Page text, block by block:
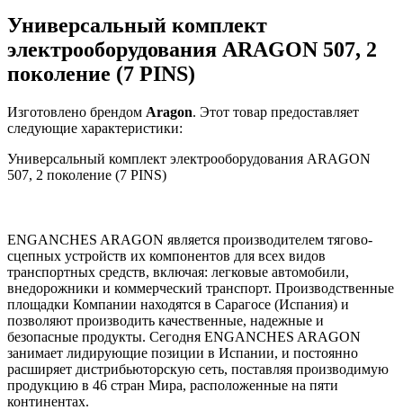
Универсальный комплект
электрооборудования ARAGON 507, 2
поколение (7 PINS)
Изготовлено брендом Aragon. Этот товар предоставляет
следующие характеристики:
Универсальный комплект электрооборудования ARAGON
507, 2 поколение (7 PINS)
ENGANCHES ARAGON является производителем тягово-
сцепных устройств их компонентов для всех видов
транспортных средств, включая: легковые автомобили,
внедорожники и коммерческий транспорт. Производственные
площадки Компании находятся в Сарагосе (Испания) и
позволяют производить качественные, надежные и
безопасные продукты. Сегодня ENGANCHES ARAGON
занимает лидирующие позиции в Испании, и постоянно
расширяет дистрибьюторскую сеть, поставляя производимую
продукцию в 46 стран Мира, расположенные на пяти
континентах.